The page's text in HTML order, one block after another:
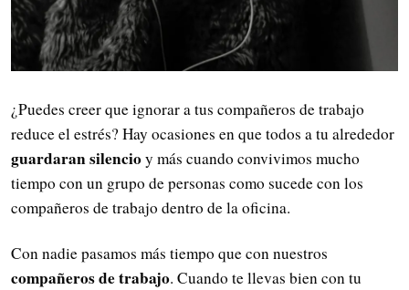
¿Puedes creer que ignorar a tus compañeros de trabajo
reduce el estrés? Hay ocasiones en que todos a tu alrededor
guardaran silencioy más cuando convivimos mucho
tiempo con un grupo de personas como sucede con los
compañeros de trabajo dentro de la oficina.
Con nadie pasamos más tiempo que con nuestros
compañeros de trabajo. Cuando te llevas bien con tu